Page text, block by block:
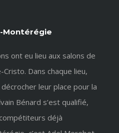
Montérégie
ont eu lieu aux salons de
Dans chaque lieu,
leur place pour la
Bénard s’est qualifié,
déjà